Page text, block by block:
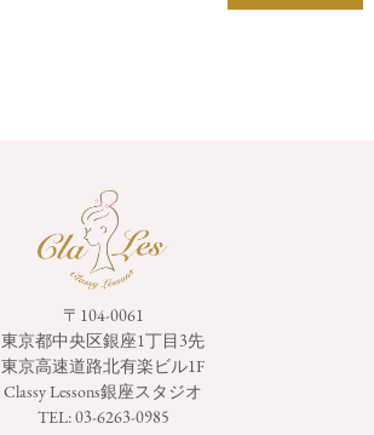
〒104-0061
東京都中央区銀座1丁目3先
東京高速道路北有楽ビル1F
Classy Lessons銀座スタジオ
TEL:03-6263-0985